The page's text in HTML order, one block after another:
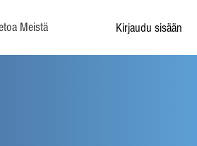
Meistä Kirjaudu sisään